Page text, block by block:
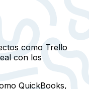
como Trello
con los
QuickBooks,